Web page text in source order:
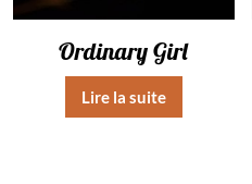
Ordinary Girl
Lire la suite